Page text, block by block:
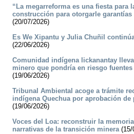
“La megarreforma es una fiesta para
construcción para otorgarle garantías
(20/07/2026)
Es We Xipantu y Julia Chuñil
(22/06/2026)
Comunidad indígena lickanantay
minero que pondría en riesgo
(19/06/2026)
Tribunal Ambiental acoge a trámite
indígena Quechua por aprobación
(19/06/2026)
Voces del Loa: reconstruir la
narrativas de la transición minera(15/